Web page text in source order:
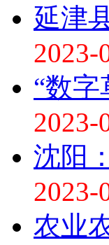
延津
2023-
“数
2023-
沈阳
2023-
农业